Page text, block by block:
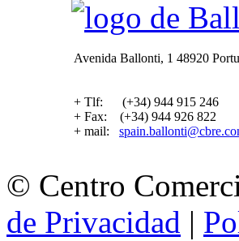
Avenida Ballonti, 1 48920
+ Tlf: (+34) 944 915 246
+ Fax: (+34) 944 926 822
+ mail:
© Centro
de Privacidad |